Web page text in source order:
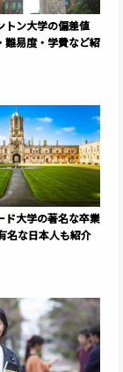
トン大学の偏差値
難易度・学費など紹
ド大学の著名な卒業
名な日本人も紹介